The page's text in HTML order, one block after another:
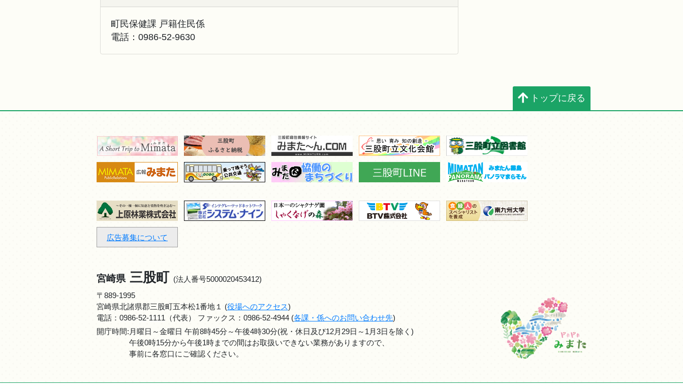
町民保健課 戸籍住民係
電話： 0986-52-9630
トップに戻る
広告募集について
宮崎県 三股町 (法人番号5000020453412)
〒889-1995
宮崎県北諸県郡三股町五本松1番地１ (役場へのアクセス)
電話： 0986-52-1111 （代表） ファックス：0986-52-4944 (各課・係へのお問い合わせ先)
開庁時間:月曜日～金曜日 午前8時45分～午後4時30分(祝・休日及び12月29日～1月3日を除く)
午後0時15分から午後1時までの間はお取扱いできない業務がありますので、
事前に各窓口にご確認ください。